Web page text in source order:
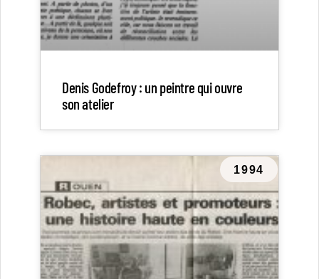
Denis Godefroy : un peintre qui ouvre
son atelier
1994